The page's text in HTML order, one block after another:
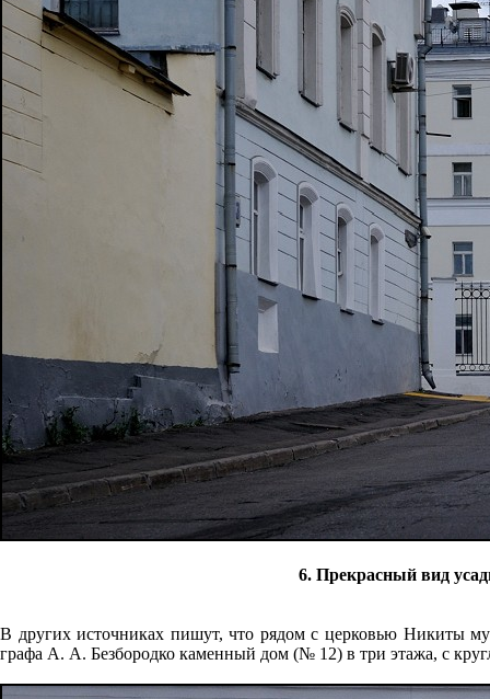
6. Прекрасный вид
В других источниках пишут, что рядом с церковью Никиты
графа А. А. Безбородко каменный дом (№ 12) в три этажа, с